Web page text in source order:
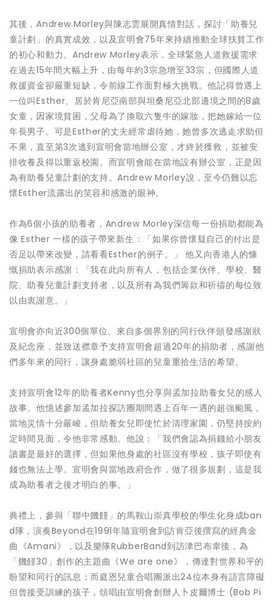
其後，Andrew Morley與陳志雲展開真情對話，探討「助養兒
童計劃」的真實成效，以及宣明會75年來持續推動全球扶貧工作
的初心和動力。Andrew Morley表示，全球緊急人道救援需求
在過去15年間大幅上升，由每年約3宗急增至33宗，但國際人道
救援資金卻嚴重短缺，令前線工作面對極大挑戰。他記得曾遇上
一位叫Esther、居於肯尼亞南部與坦桑尼亞北部邊境之間的8歲
女童，因家境貧困，父母為了換取六隻牛的嫁妝，把她嫁給一位
年長男子。可是Esther的丈夫經常虐待她，她曾多次逃走求助但
不果，直至第3次逃到宣明會當地辦公室，才終於獲救，並被安
排收養及得以重返校園。而宣明會能在當地設有辦公室，正是因
為有助養兒童計劃的支持。Andrew Morley說，至今仍難以忘
懷Esther流露出的笑容和感激的眼神。
作為6個小孩的助養者，Andrew Morley深信每一份捐助都能為
像 Esther 一樣的孩子帶來新生：「如果你曾懷疑自己的付出是
否足以帶來改變，請看看Esther的例子。」 他又向香港人的慷
慨捐助表示感謝：「我在此向所有人，包括企業伙伴、學校、醫
院、助養兒童計劃支持者，以及所有為我們籌款和祈禱的每位致
以由衷謝意。」
宣明會亦向近300個單位、來自多個界別的同行伙伴頒發感謝狀
及紀念座，並致送襟章予支持宣明會超過20年的捐助者，感謝他
們多年來的同行，讓身處脆弱社區的兒童重拾生活的希望。
支持宣明會12年的助養者Kenny也分享與孟加拉助養女兒的感人
故事。他憶述參加孟加拉探訪團期間遇上百年一遇的超強颱風，
當地災情十分嚴峻，但助養女兒即使忙於清理家園，仍堅持按約
定時間見面，令他非常感動。他說：「我們會認為捐錢給小朋友
讀書是最好的選擇，但如果他身處的社區沒有學校，孩子即使有
錢也無法上學。宣明會與當地政府合作，做了很多規劃，這是我
成為助養者之後才明白的事。」
典禮上，參與「聯中饑饉」的馬鞍山崇真學校的學生化身成ban
d隊，演奏Beyond在1991年隨宣明會到訪肯亞後撰寫的經典金
曲《Amani》，以及樂隊RubberBand到訪津巴布韋後，為
「饑饉30」創作的主題曲《We are one》，傳達對世界和平的
盼望和同行的訊息；而庭恩兒童合唱團派出24位本身有語言障礙
但曾接受訓練的孩子，頌唱由宣明會創辦人卜皮爾博士 (Bob Pi